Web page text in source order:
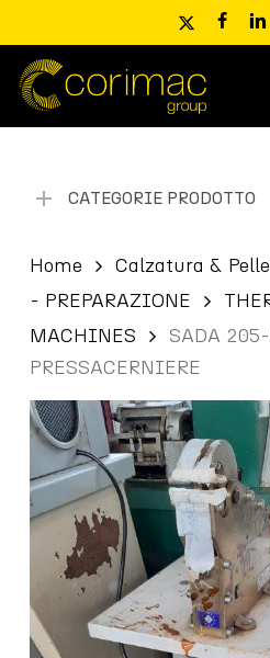
main
content
x-
facebook
Ricerca
prodotti
CATEGORIE PRODOTTO
Home Calzatura &
- PREPARAZIONE
MACHINES
SADA
PRESSACERNIERE